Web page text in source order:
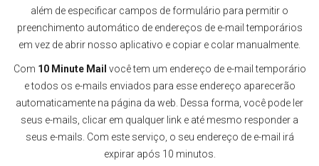
além de especificar campos de formulário para permitir o
preenchimento automático de endereços de e-mail temporários
em vez de abrir nosso aplicativo e copiar e colar manualmente.
Com 10 Minute Mail você tem um endereço de e-mail temporário
e todos os e-mails enviados para esse endereço aparecerão
automaticamente na página da web. Dessa forma, você pode ler
seus e-mails, clicar em qualquer link e até mesmo responder a
seus e-mails. Com este serviço, o seu endereço de e-mail irá
expirar após 10 minutos.